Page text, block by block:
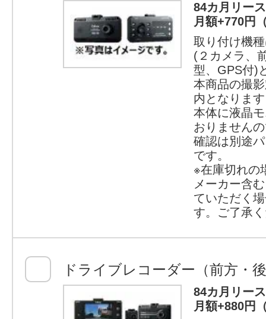
84カ月リー
月額+770円
取り付け機
(２カメラ、
型、GPS付)
本商品の撮
内となりま
本体に液晶
おりません
確認は別途
です。
※在庫切れの
メーカー含
ていただく
す。ご了承
ドライブレコーダー（前方・
84カ月リー
月額+880円